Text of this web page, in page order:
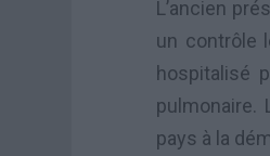
L’ancien
un contrôle
hospitalisé
pulmonaire.
pays à la